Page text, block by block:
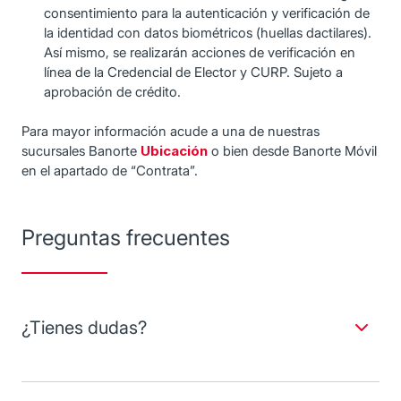
consentimiento para la autenticación y verificación de
la identidad con datos biométricos (huellas dactilares).
Así mismo, se realizarán acciones de verificación en
línea de la Credencial de Elector y CURP. Sujeto a
aprobación de crédito.
Para mayor información acude a una de nuestras
sucursales Banorte Ubicación o bien desde Banorte Móvil
en el apartado de “Contrata”.
Preguntas frecuentes
¿Tienes dudas?